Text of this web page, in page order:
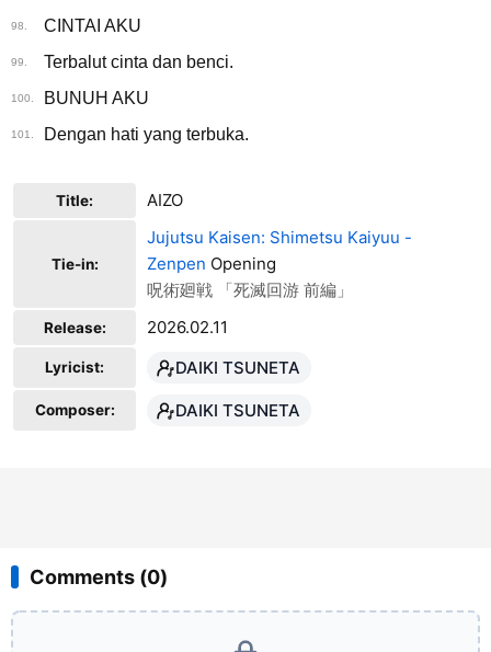
98. CINTAI AKU
99. Terbalut cinta dan benci.
100. BUNUH AKU
101. Dengan hati yang terbuka.
Title: AIZO
Tie-in:
Jujutsu Kaisen: Shimetsu Kaiyuu -
Zenpen Opening
呪術廻戦 「死滅回游 前編」
Release: 2026.02.11
Lyricist: DAIKI TSUNETA
Composer: DAIKI TSUNETA
Comments (0)